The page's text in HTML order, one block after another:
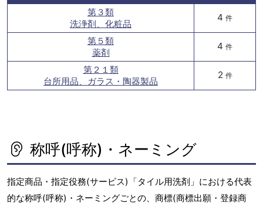
第３類
洗浄剤、化粧品
4 件
第５類
薬剤
4 件
第２１類
台所用品、ガラス・陶器製品
2 件
称呼(呼称)・ネーミング
指定商品・指定役務(サービス)「タイル用洗剤」における代表
的な称呼(呼称)・ネーミングごとの、商標(商標出願・登録商